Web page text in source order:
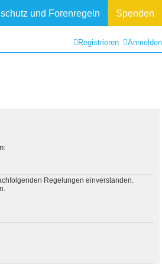
und Forenregeln Spenden
Anmelden
Registrieren
Regelungen einverstanden.